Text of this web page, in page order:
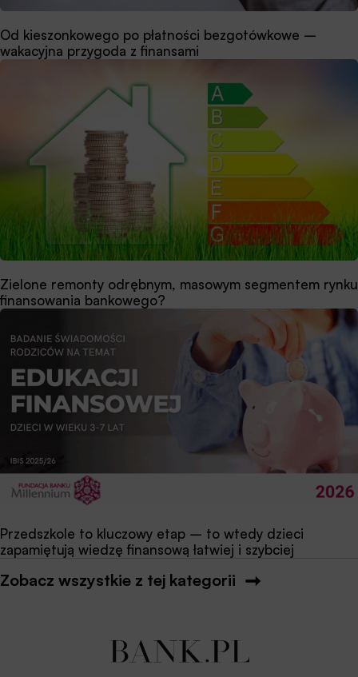
Od kieszonkowego po płatności bezgotówkowe –
wakacyjna przygoda z finansami
Zielone remonty odrębnym, masowym segmentem rynku
finansowania bankowego?
Przedszkole to kluczowy etap – to wtedy dzieci
zapamiętują wiedzę finansową łatwiej i szybciej
Zobacz wszystkie z tej kategorii